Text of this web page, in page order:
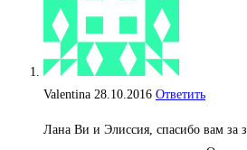
Valentina 28.10.2016 Ответить
Лана Ви и Элиссия, спасибо вам за